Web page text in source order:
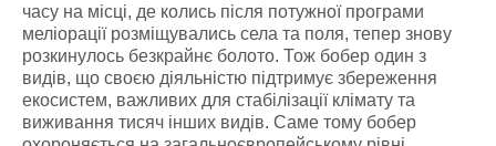
часу на місці, де колись після потужної програми
меліорації розміщувались села та поля, тепер знову
розкинулось безкрайнє болото. Тож бобер один з
видів, що своєю діяльністю підтримує збереження
екосистем, важливих для стабілізації клімату та
виживання тисяч інших видів. Саме тому бобер